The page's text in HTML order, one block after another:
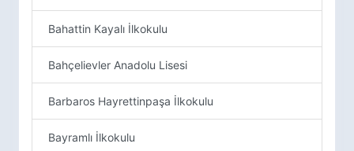
Bahattin Kayalı İlkokulu
Bahçelievler Anadolu Lisesi
Barbaros Hayrettinpaşa İlkokulu
Bayramlı İlkokulu